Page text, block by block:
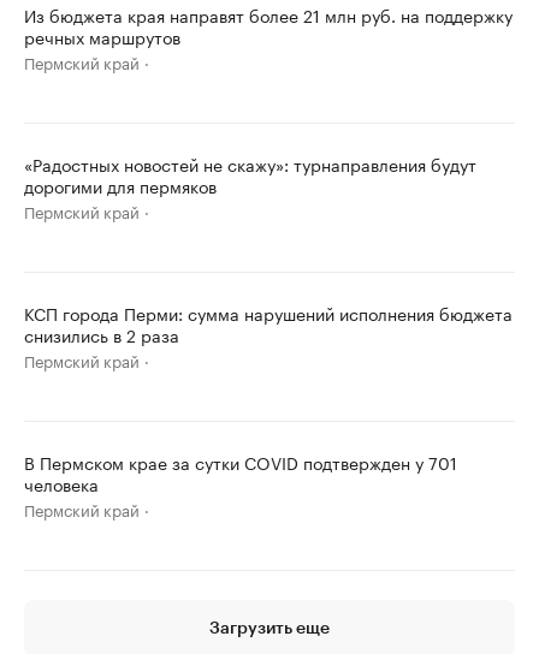
Из бюджета края направят более 21 млн руб. на поддержку
речных маршрутов
Пермский край
«Радостных новостей не скажу»: турнаправления будут
дорогими для пермяков
Пермский край
КСП города Перми: сумма нарушений исполнения бюджета
снизились в 2 раза
Пермский край
В Пермском крае за сутки COVID подтвержден у 701
человека
Пермский край
Загрузить еще